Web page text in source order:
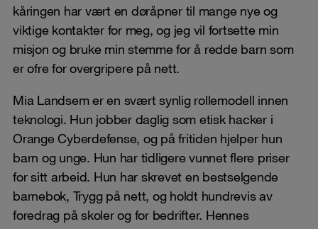
kåringen har vært en døråpner til mange nye og
viktige kontakter for meg, og jeg vil fortsette min
misjon og bruke min stemme for å redde barn som
er ofre for overgripere på nett.
Mia Landsem er en svært synlig rollemodell innen
teknologi. Hun jobber daglig som etisk hacker i
Orange Cyberdefense, og på fritiden hjelper hun
barn og unge. Hun har tidligere vunnet flere priser
for sitt arbeid. Hun har skrevet en bestselgende
barnebok, Trygg på nett, og holdt hundrevis av
foredrag på skoler og for bedrifter. Hennes